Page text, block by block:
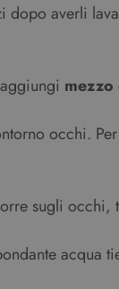
dopo averli
occhi.
sugli occhi,
acqua